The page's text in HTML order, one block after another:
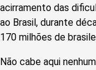
acirramento das
ao Brasil, durante
170 milhões de
Não cabe aqui